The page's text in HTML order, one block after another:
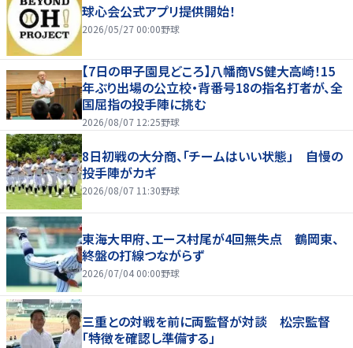
球心会公式アプリ提供開始！
2026/05/27 00:00野球
【7日の甲子園見どころ】八幡商VS健大高崎！15
年ぶり出場の公立校・背番号18の指名打者が、全
国屈指の投手陣に挑む
2026/08/07 12:25野球
8日初戦の大分商、「チームはいい状態」 自慢の
投手陣がカギ
2026/08/07 11:30野球
東海大甲府、エース村尾が4回無失点 鶴岡東、
終盤の打線つながらず
2026/07/04 00:00野球
三重との対戦を前に両監督が対談 松宗監督
「特徴を確認し準備する」